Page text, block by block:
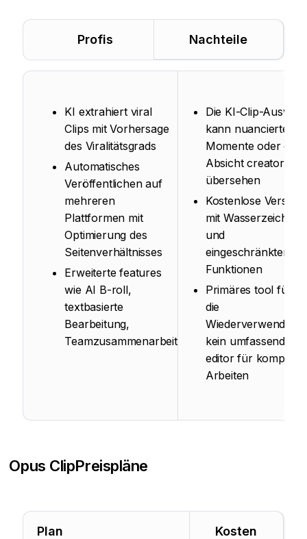
Profis Nachteile
KI extrahiert viral
Clips mit Vorhersage
des Viralitätsgrads
Automatisches
Veröffentlichen auf
mehreren
Plattformen mit
Optimierung des
Seitenverhältnisses
Erweiterte features
wie AI B-roll,
textbasierte
Bearbeitung,
Teamzusammenarbeit
Die KI-Clip-Auswahl
kann nuancierte
Momente oder die
Absicht creator
übersehen
Kostenlose Version
mit Wasserzeichen
und
eingeschränkten
Funktionen
Primäres tool für
die
kein umfassender
editor für komplexe
Arbeiten
Opus ClipPreispläne
Plan Kosten